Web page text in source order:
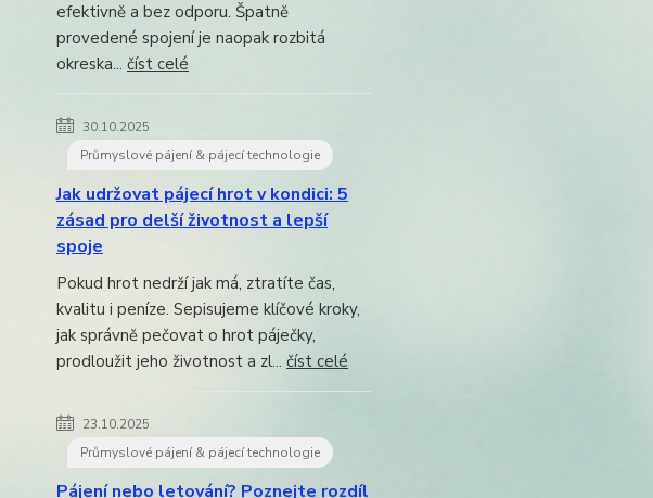
efektivně a bez odporu. Špatně
provedené spojení je naopak rozbitá
okreska... číst celé
30.10.2025
Průmyslové pájení & pájecí technologie
Jak udržovat pájecí hrot v kondici: 5
zásad pro delší životnost a lepší
spoje
Pokud hrot nedrží jak má, ztratíte čas,
kvalitu i peníze. Sepisujeme klíčové kroky,
jak správně pečovat o hrot páječky,
prodloužit jeho životnost a zl... číst celé
23.10.2025
Průmyslové pájení & pájecí technologie
Pájení nebo letování? Poznejte rozdíl